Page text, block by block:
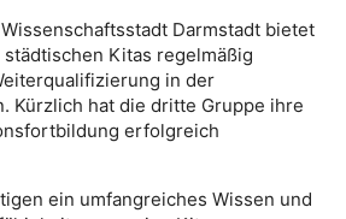
Darmstadt bietet
Kitas regelmäßig
in der
Kürzlich hat die dritte Gruppe ihre
erfolgreich
ein umfangreiches Wissen und